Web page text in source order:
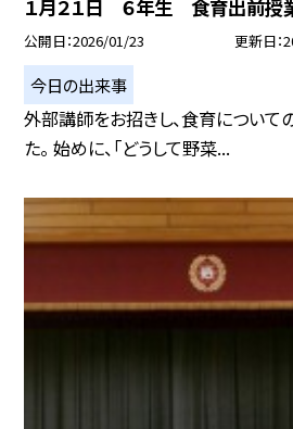
１月２１日 ６年生 食育出前授
公開日 2026/01/23 更新日
今日の出来事
外部講師をお招きし、食育について
た。 始めに、「どうして野菜...